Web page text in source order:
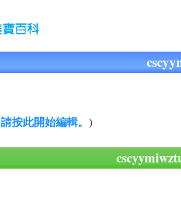
請按此開始編輯。 )